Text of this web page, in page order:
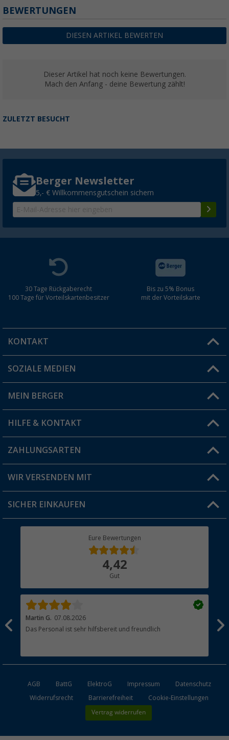
BEWERTUNGEN
DIESEN ARTIKEL BEWERTEN
Dieser Artikel hat noch keine Bewertungen.
Mach den Anfang - deine Bewertung zählt!
ZULETZT BESUCHT
Berger Newsletter
5,- € Willkommensgutschein sichern
30 Tage Rückgaberecht
100 Tage für Vorteilskartenbesitzer
Bis zu 5% Bonus
mit der Vorteilskarte
KONTAKT
Du hast eine Frage?
Filiale finden
SOZIALE MEDIEN
MEIN BERGER
Vorteilskarte
Blog
Jobs & Karriere
HILFE & KONTAKT
FAQ & Kontakt
Versandinformationen
Rücksendung
ZAHLUNGSARTEN
WIR VERSENDEN MIT
SICHER EINKAUFEN
Eure Bewertungen
4,42
Gut
Martin G. 07.08.2026
Das Personal ist sehr hilfsbereit und freundlich
AGB BattG ElektroG Impressum
Datenschutz
Widerrufsrecht
Barrierefreiheit Cookie-Einstellungen
Vertrag widerrufen